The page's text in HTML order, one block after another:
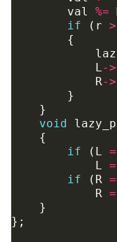
val
%=
if
( r >
{
L->
R->
}
}
void
{
if
( L
L =
if
( R
R =
}
};